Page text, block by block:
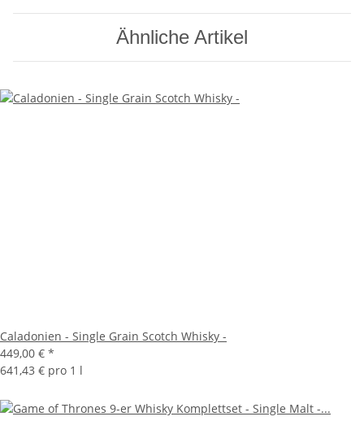
Ähnliche Artikel
Caladonien - Single Grain Scotch Whisky -
449,00 € *
641,43 € pro 1 l